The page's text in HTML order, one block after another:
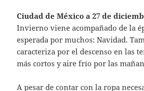
Ciudad de México a 27 de
Invierno viene acompañado de la
esperada por muchos: Navidad.
caracteriza por el descenso en las
más cortos y aire frío por las
A pesar de contar con la ropa